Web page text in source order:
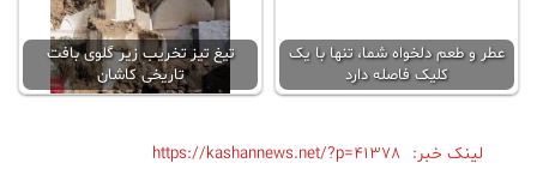
عطر و طعم دلخواه شما، تنها با یک
کلیک فاصله دارد
تیغ تیز تخریب زیر گلوی بافت
تاریخی کاشان
لینک خبر: https://kashannews.net/?p=41378